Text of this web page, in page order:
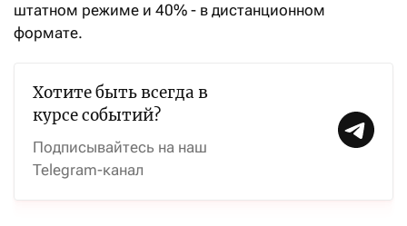
штатном режиме и 40% - в дистанционном
формате.
Хотите быть всегда в
курсе событий?
Подписывайтесь на наш
Telegram-канал